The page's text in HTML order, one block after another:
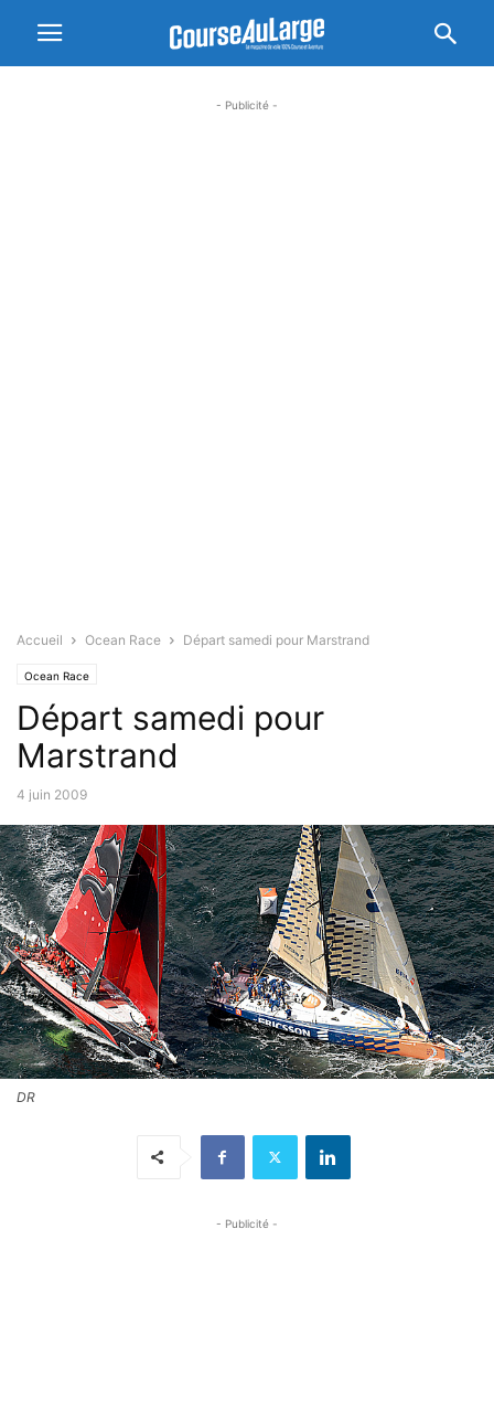
- Publicité -
Accueil Ocean Race Départ samedi pour Marstrand
Ocean Race
Départ samedi pour
Marstrand
4 juin 2009
DR
- Publicité -